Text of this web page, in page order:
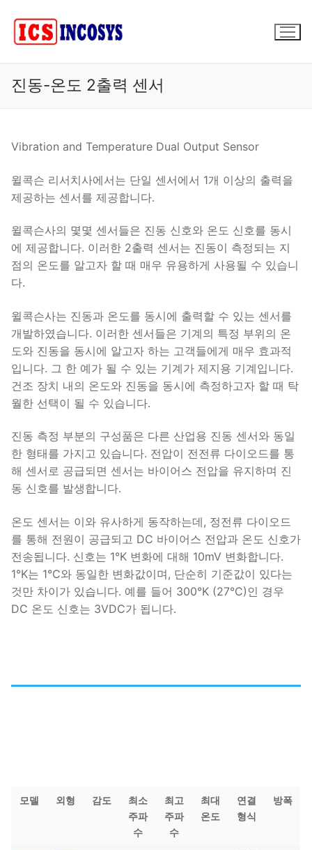
진동-온도 2출력 센서
Vibration and Temperature Dual Output Sensor
윌콕슨 리서치사에서는 단일 센서에서 1개 이상의 출력을
제공하는 센서를 제공합니다.
윌콕슨사의 몇몇 센서들은 진동 신호와 온도 신호를 동시
에 제공합니다. 이러한 2출력 센서는 진동이 측정되는 지
점의 온도를 알고자 할 때 매우 유용하게 사용될 수 있습니
다.
윌콕슨사는 진동과 온도를 동시에 출력할 수 있는 센서를
개발하였습니다. 이러한 센서들은 기계의 특정 부위의 온
도와 진동을 동시에 알고자 하는 고객들에게 매우 효과적
입니다. 그 한 예가 될 수 있는 기계가 제지용 기계입니다.
건조 장치 내의 온도와 진동을 동시에 측정하고자 할 때 탁
월한 선택이 될 수 있습니다.
진동 측정 부분의 구성품은 다른 산업용 진동 센서와 동일
한 형태를 가지고 있습니다. 전압이 전전류 다이오드를 통
해 센서로 공급되면 센서는 바이어스 전압을 유지하며 진
동 신호를 발생합니다.
온도 센서는 이와 유사하게 동작하는데, 정전류 다이오드
를 통해 전원이 공급되고 DC 바이어스 전압과 온도 신호가
전송됩니다. 신호는 1°K 변화에 대해 10mV 변화합니다.
1°K는 1°C와 동일한 변화값이며, 단순히 기준값이 있다는
것만 차이가 있습니다. 예를 들어 300°K (27°C)인 경우
DC 온도 신호는 3VDC가 됩니다.
모델 외형 감도
최소
주파
수
최고
주파
수
최대
온도
연결
형식
방폭